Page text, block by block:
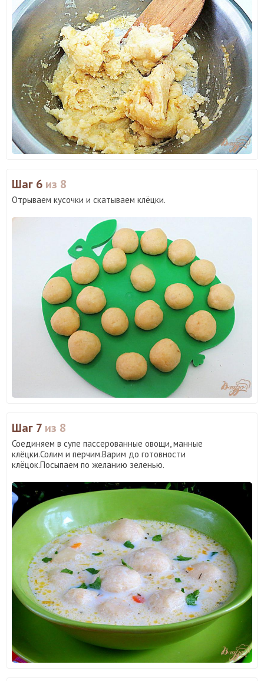
Шаг 6 из 8
Отрываем кусочки и скатываем клёцки.
Шаг 7 из 8
Соединяем в супе пассерованные овощи, манные
клёцки.Солим и перчим.Варим до готовности
клёцок.Посыпаем по желанию зеленью.